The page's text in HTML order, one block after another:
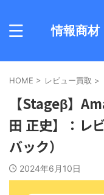
情報商材
HOME > レビュー買取 >
【Stageβ】
田 正史】：レ
バック）
2024年6月10日